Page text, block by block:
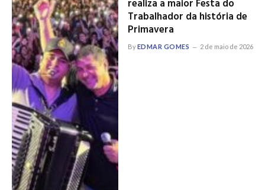
realiza a maior Festa do
Trabalhador da história de
Primavera
ByEDMAR GOMES 2 de maio de 2026